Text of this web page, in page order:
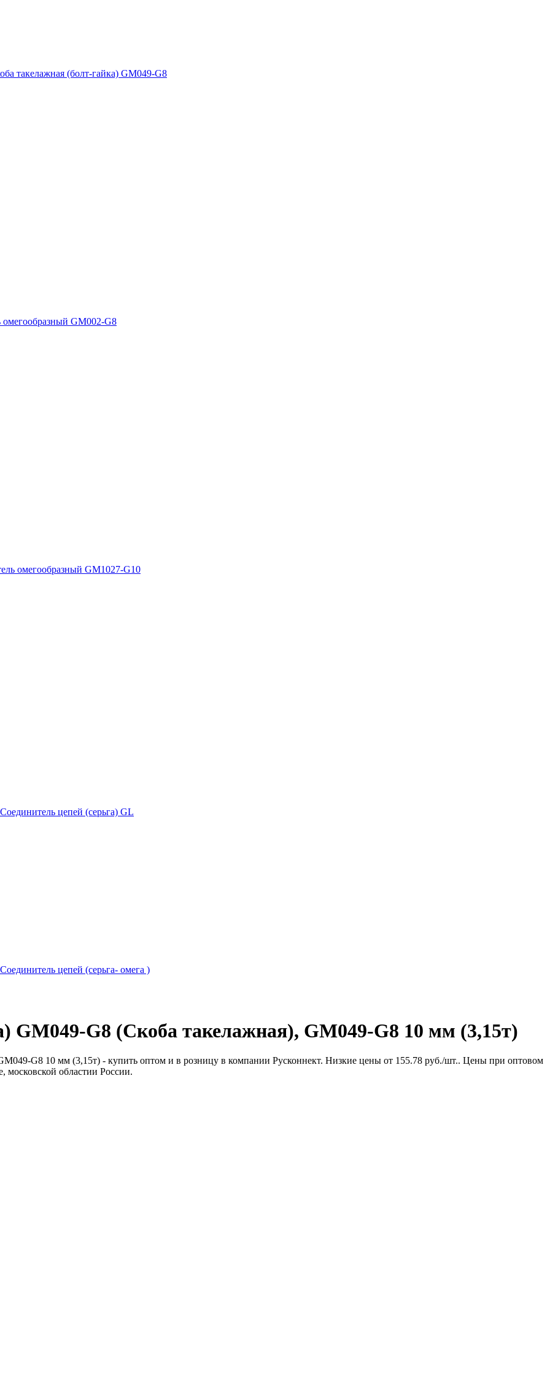
такелажная (болт-гайка) GM049-G8
омегообразный GM002-G8
омегообразный GM1027-G10
Соединитель цепей (серьга) GL
Соединитель цепей (серьга- омега )
GM049-G8 (Скоба такелажная), GM049-G8 10 мм (3,15т)
G8 10 мм (3,15т) - купить оптом и в розницу в компании Русконнект. Низкие цены от 155.78 руб./шт.. Цены при оптовом
московской областии России.